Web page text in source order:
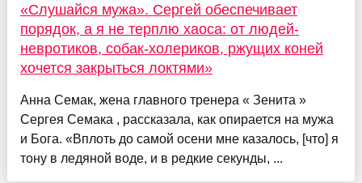
«Слушайся мужа». Сергей обеспечивает
порядок, а я не терплю хаоса: от людей-
невротиков, собак-холериков, ржущих коней
хочется закрыться локтями»
Анна Семак, жена главного тренера « Зенита »
Сергея Семака , рассказала, как опирается на мужа
и Бога. «Вплоть до самой осени мне казалось, [что] я
тону в ледяной воде, и в редкие секунды, ...